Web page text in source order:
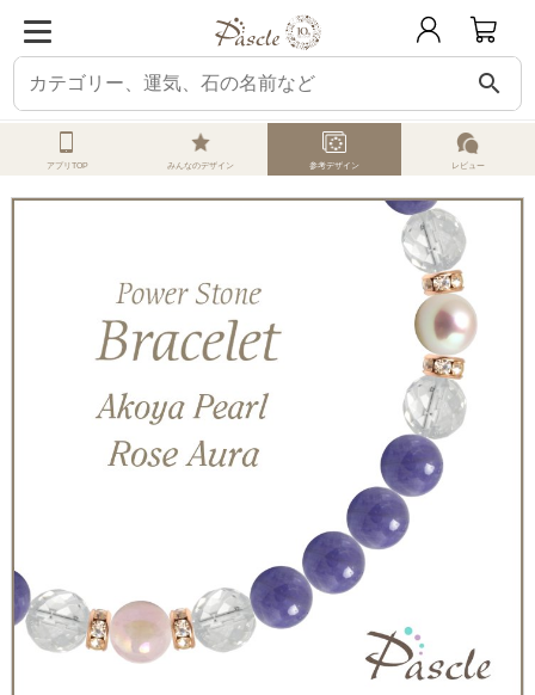
search
ホーム オーダーメイド 参考デザイン アコヤ真珠 タンザナイト・ロー
アプリTOP みんなのデザイン 参考デザイン レビュー